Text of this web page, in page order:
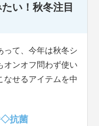
い！秋冬注目
って、今年は秋冬シ
オンオフ問わず使い
なせるアイテムを中
◇抗菌